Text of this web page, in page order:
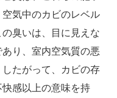
気中のカビのレベル
臭いは、目に見えな
り、室内空気質の悪
たがって、カビの存
感以上の意味を持